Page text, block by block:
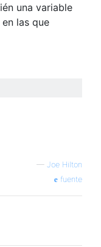
una variable
las que
— Joe Hilton
fuente